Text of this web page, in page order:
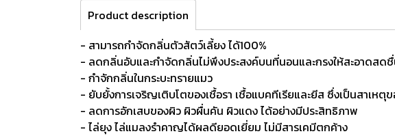
Product description
- สามารถกำจัดกลิ่นตัวสัตว์เลี้ยง ได้100%
- ลดกลิ่นอับและกำจัดกลิ่นไม่พึงประสงค์บนที่นอนและกรงให้สะอาดสด
- กำจักกลิ่นในกระบะทรายแมว
- ยับยั้งการเจริญเติบโตของเชื้อรา เชื้อแบคทีเรียและยีส ซึ่งเป็นสาเหตุ
- ลดการอักเสบของผิว ผิวผื่นคัน ผิวแดง ได้อย่างมีประสิทธิภาพ
- ไล่ยุง ไล่แมลงรำคาญได้ผลดียอดเยี่ยม ไม่มีสารเคมีตกค้าง